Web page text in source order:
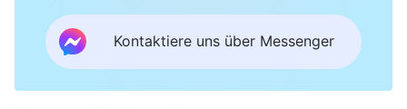
Kontaktiere uns über Messenger